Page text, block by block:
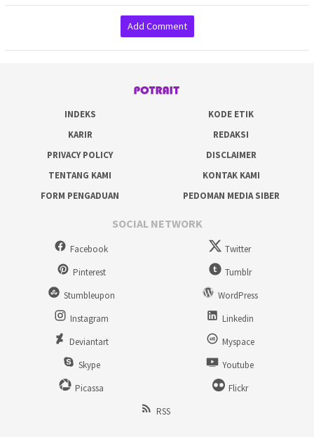
Add Comment
INDEKS
KODE ETIK
KARIR
REDAKSI
PRIVACY POLICY
DISCLAIMER
TENTANG KAMI
KONTAK KAMI
FORM PENGADUAN
PEDOMAN MEDIA SIBER
SOCIAL NETWORK
Facebook
Twitter
Pinterest
Tumblr
Stumbleupon
WordPress
Instagram
Linkedin
Deviantart
Myspace
Skype
Youtube
Picassa
Flickr
RSS